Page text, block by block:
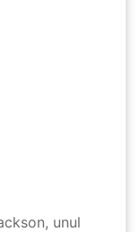
unul